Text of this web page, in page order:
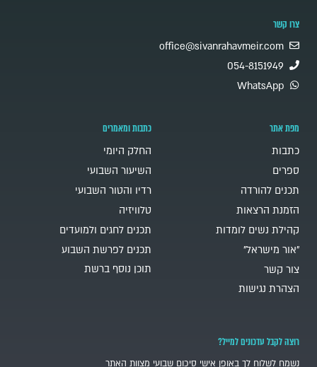
צרו קשר
office@sivanrahavmeir.com
054-8151949
WhatsApp
מפת אתר
כתבות
ספרים
תכנים להורדה
הזמנת הרצאות
קהילת נשים לומדות
"אור מישראל"
צור קשר
הצהרת נגישות
כתבות ומאמרים
החלק היומי
השיעור השבועי
רדיו והטור השבועי
טלוויזיה
תכנים לחגים ולמועדים
תכנים לפרשת השבוע
תוכן נוסף ברשת
רוצה לקבל עדכונים למייל?
נשמח לשלוח לך באופן אישי סיכום שבועי מצוות האתר